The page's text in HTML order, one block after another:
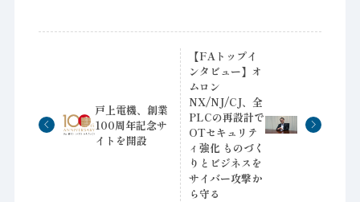
戸上電機、創業
100周年記念サ
イトを開設
【FAトップイ
ンタビュー】オ
ムロン
NX/NJ/CJ、全
PLCの再設計で
OTセキュリテ
ィ強化 ものづく
りとビジネスを
サイバー攻撃か
ら守る